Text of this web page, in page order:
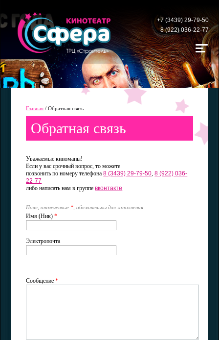
+7 (3439) 29-79-50
8 (922) 036-22-77
Главная /Обратная связь
Обратная связь
Уважаемые киноманы!
Если у вас срочный вопрос, то можете
позвонить по номеру телефона8 (3439) 29-79-50,8 (922) 036-
22-77
либо написать нам в группевконтакте
Поля, отмеченные * , обязательны для заполнения
Имя (Ник)*
Электропочта
Сообщение*